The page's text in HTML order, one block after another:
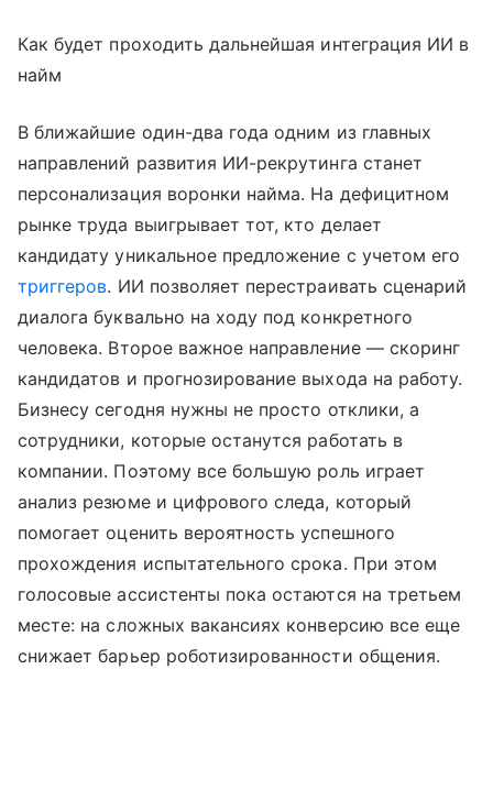
Как будет проходить дальнейшая интеграция ИИ в
найм
В ближайшие один-два года одним из главных
направлений развития ИИ-рекрутинга станет
персонализация воронки найма. На дефицитном
рынке труда выигрывает тот, кто делает
кандидату уникальное предложение с учетом его
триггеров. ИИ позволяет перестраивать сценарий
диалога буквально на ходу под конкретного
человека. Второе важное направление — скоринг
кандидатов и прогнозирование выхода на работу.
Бизнесу сегодня нужны не просто отклики, а
сотрудники, которые останутся работать в
компании. Поэтому все большую роль играет
анализ резюме и цифрового следа, который
помогает оценить вероятность успешного
прохождения испытательного срока. При этом
голосовые ассистенты пока остаются на третьем
месте: на сложных вакансиях конверсию все еще
снижает барьер роботизированности общения.